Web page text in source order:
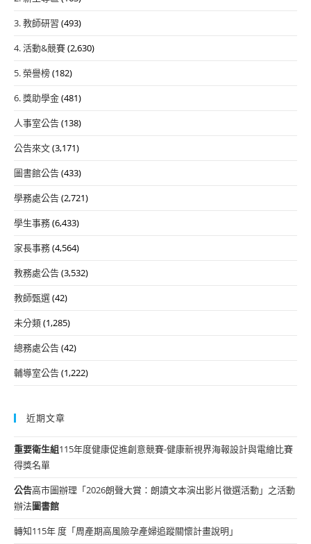
3. 教師研習 (493)
4. 活動&競賽(2,630)
5. 榮譽榜(182)
6. 獎助學金(481)
人事室公告(138)
公告來文(3,171)
圖書館公告(433)
學務處公告(2,721)
學生事務(6,433)
家長事務(4,564)
教務處公告(3,532)
教師甄選(42)
未分類(1,285)
總務處公告(42)
輔導室公告(1,222)
近期文章
重要衛生組115年度健康促進創意競賽-健康新視界海報設計與電繪比賽
得獎名單
公告高市圖辦理「2026朗聲大賞：朗讀文本演出影片徵選活動」之活動
辦法圖書館
轉知115年 度「周產期高風險孕產婦追蹤關懷計畫說明」